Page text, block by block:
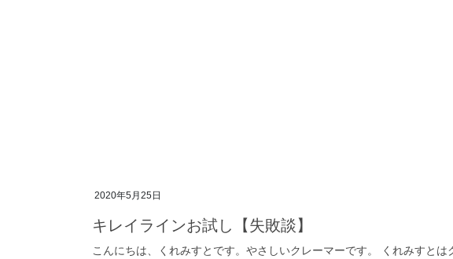
2020年5月25日
キレイラインお試し【失敗談】
こんにちは、くれみすとです。やさしいクレーマーです。 くれみすと